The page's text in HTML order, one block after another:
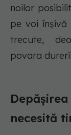
noilor
pe voi
trecute,
povara
necesită